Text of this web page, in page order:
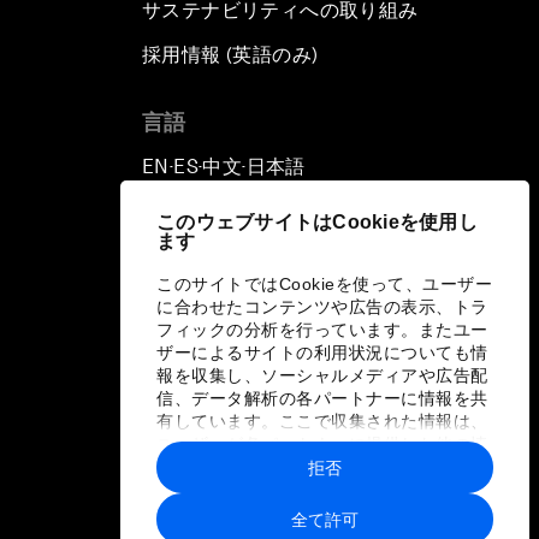
このウェブサイトはCookieを使用し
ます
このサイトではCookieを使って、ユーザー
に合わせたコンテンツや広告の表示、トラ
フィックの分析を行っています。またユー
ザーによるサイトの利用状況についても情
報を収集し、ソーシャルメディアや広告配
信、データ解析の各パートナーに情報を共
有しています。ここで収集された情報は、
ユーザーが各パートナーに提供した他の情
報や各パートナーのサービスを使用した際
に収集された情報と組み合わされ、各パー
トナーによって使用されることがありま
全て許可
拒否
サステナビリティへの取り組み
採用情報 (英語のみ)
言語
EN ▪ ES▪中文▪ 日本語